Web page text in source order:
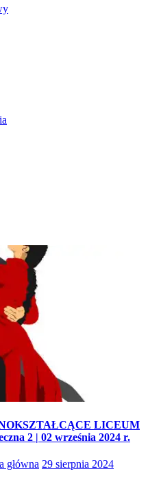
LICEUM
2 | 02 września 2024 r.
główna 29 sierpnia 2024